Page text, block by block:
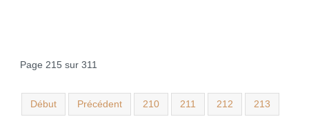
Page 215 sur 311
Début Précédent 210 211 212 213